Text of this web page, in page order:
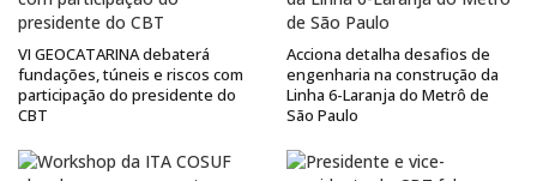
VI GEOCATARINA debaterá
fundações, túneis e riscos com
participação do presidente do
CBT
Acciona detalha desafios de
engenharia na construção da
Linha 6-Laranja do Metrô de
São Paulo